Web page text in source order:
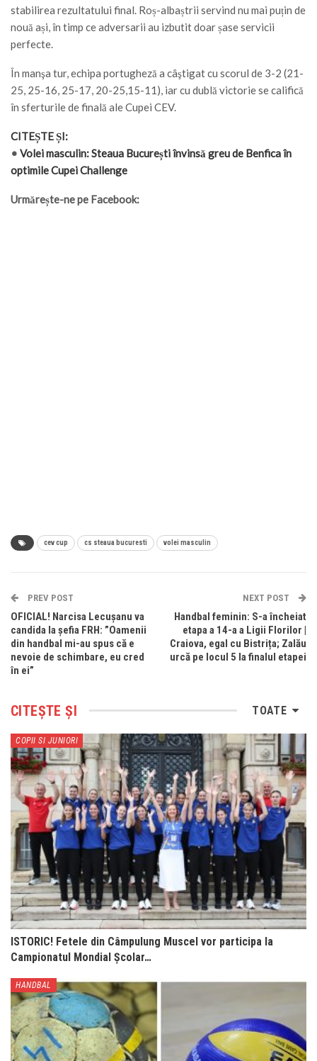
stabilirea rezultatului final. Roș-albaștrii servind nu mai puțin de
nouă ași, în timp ce adversarii au izbutit doar șase servicii
perfecte.
În manşa tur, echipa portugheză a câştigat cu scorul de 3-2 (21-
25, 25-16, 25-17, 20-25,15-11), iar cu dublă victorie se califică
în sferturile de finală ale Cupei CEV.
CITEȘTE ȘI:
• Volei masculin: Steaua București învinsă greu de Benfica în
optimile Cupei Challenge
Urmărește-ne pe Facebook:
cev cup cs steaua bucuresti volei masculin
PREV POST
OFICIAL! Narcisa Lecușanu va
candida la șefia FRH: ”Oamenii
din handbal mi-au spus că e
nevoie de schimbare, eu cred
în ei”
NEXT POST
Handbal feminin: S-a încheiat
etapa a 14-a a Ligii Florilor |
Craiova, egal cu Bistrița; Zalău
urcă pe locul 5 la finalul etapei
TOATE
CITEȘTE ȘI
COPII SI JUNIORI
ISTORIC! Fetele din Câmpulung Muscel vor participa la
Campionatul Mondial Școlar…
HANDBAL